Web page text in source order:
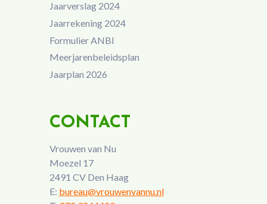
Jaarverslag 2024
Jaarrekening 2024
Formulier ANBI
Meerjarenbeleidsplan
Jaarplan 2026
CONTACT
Vrouwen van Nu
Moezel 17
2491 CV Den Haag
E: bureau@vrouwenvannu.nl